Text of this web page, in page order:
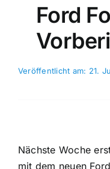
Ford
Veröffentlicht am: 21.
Nächste Woche
mit dem neuen